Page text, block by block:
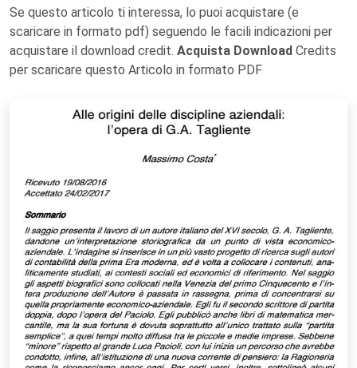
Se questo articolo ti interessa, lo puoi acquistare (e
scaricare in formato pdf) seguendo le facili indicazioni per
acquistare il download credit. Acquista Download Credits
per scaricare questo Articolo in formato PDF